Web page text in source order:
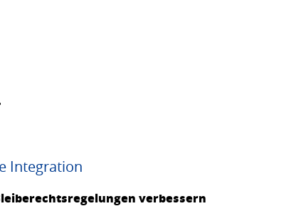
Integration
verbessern